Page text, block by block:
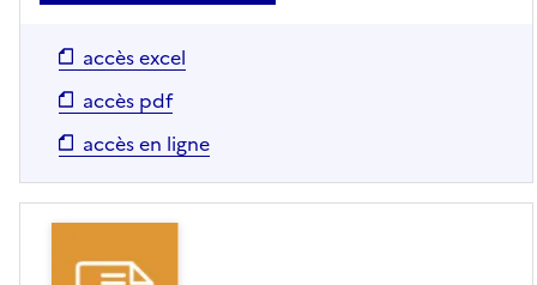
accès excel
accès pdf
accès en ligne